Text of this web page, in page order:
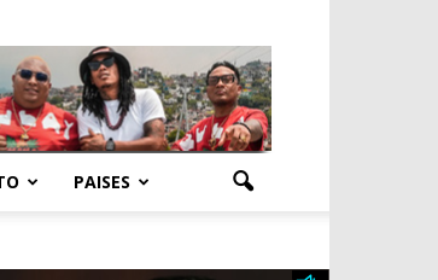
PAISES